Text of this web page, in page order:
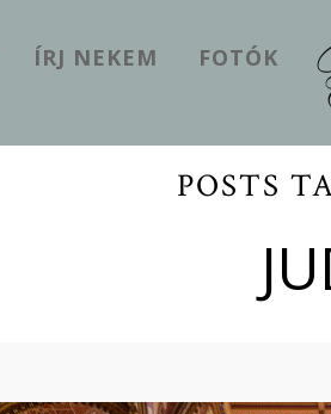
ÍRJ NEKEM FOTÓK
POSTS